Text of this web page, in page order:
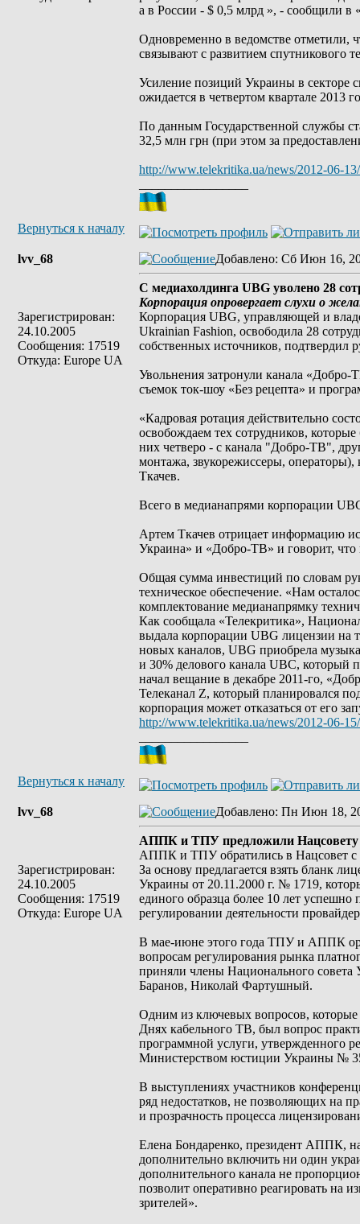
а в России - $ 0,5 млрд », - сообщили в
Одновременно в ведомстве отметили,
связывают с развитием спутникового
Усиление позиций Украины в секторе
ожидается в четвертом квартале 2013
По данным Государственной службы
32,5 млн грн (при этом за
http://www.telekritika.ua/news/2012-06-
Вернуться к началу
lvv_68
Зарегистрирован:
24.10.2005
Сообщения: 17519
Откуда: Europe UA
Добавлено: Сб Июн 16,
С медиахолдинга UBG уволено 28
Корпорация опровергает слухи о
Корпорация UBG, управляющей и
Ukrainian Fashion, освободила 28
собственных источников, подтвердил
Увольнения затронули канала «Добро-
съемок ток-шоу «Без рецепта» и
«Кадровая ротация действительно
освобождаем тех сотрудников,
них четверо - с канала "Добро-ТВ",
монтажа, звукорежиссеры,
Ткачев.
Всего в медианапрями корпорации
Артем Ткачев отрицает информацию
Украина» и «Добро-ТВ» и говорит, что
Общая сумма инвестиций по словам
техническое обеспечение. «Нам
комплектование медианапрямку
Как сообщала «Телекритика»,
выдала корпорации UBG лицензии на
новых каналов, UBG приобрела
и 30% делового канала UBC, который
начал вещание в декабре 2011-го,
Телеканал Z, который планировался
корпорация может отказаться от его
http://www.telekritika.ua/news/2012-06-
Вернуться к началу
lvv_68
Зарегистрирован:
24.10.2005
Сообщения: 17519
Откуда: Europe UA
Добавлено: Пн Июн 18,
АППК и ТПУ предложили Нацсовету
АППК и ТПУ обратились в Нацсовет с
За основу предлагается взять бланк
Украины от 20.11.2000 г. № 1719,
единого образца более 10 лет
регулировании деятельности
В мае-июне этого года ТПУ и АППК
вопросам регулирования рынка
приняли члены Национального
Баранов, Николай Фартушный.
Одним из ключевых вопросов,
Днях кабельного ТВ, был вопрос
программной услуги, утвержденного
Министерством юстиции Украины №
В выступлениях участников
ряд недостатков, не позволяющих на
и прозрачность процесса
Елена Бондаренко, президент АППК,
дополнительно включить ни один
дополнительного канала не
позволит оперативно реагировать на
зрителей».